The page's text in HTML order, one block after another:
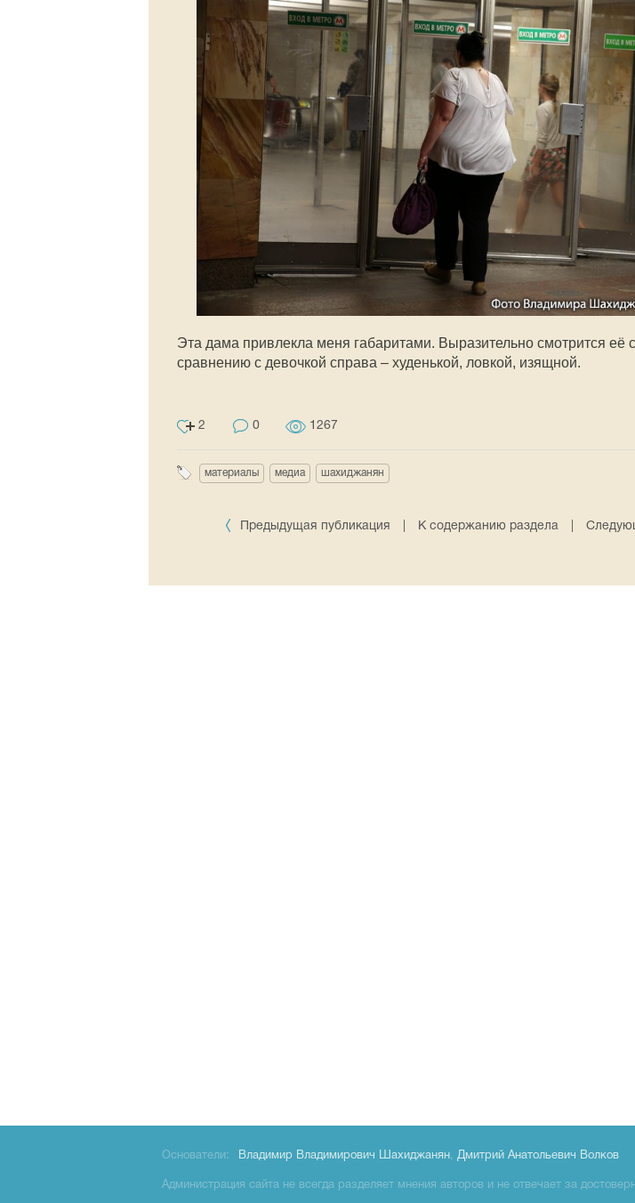
Эта дама привлекла меня габаритами. Выразительно смотрится её
сравнению с девочкой справа – худенькой, ловкой, изящной.
2 0 1267
материалы медиа шахиджанян
Предыдущая публикация К содержанию раздела
Основатели: Владимир Владимирович Шахиджанян, Дмитрий Анатольевич Волков
Администрация сайта не всегда разделяет мнения авторов и не отвечает за